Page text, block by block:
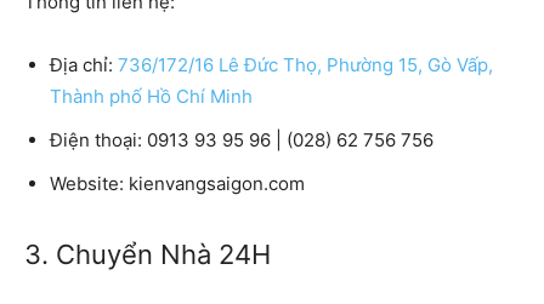
Địa chỉ: 736/172/16 Lê Đức Thọ, Phường 15, Gò Vấp,
Thành phố Hồ Chí Minh
Điện thoại: 0913 93 95 96 | (028) 62 756 756
Website: kienvangsaigon.com
3. Chuyển Nhà 24H